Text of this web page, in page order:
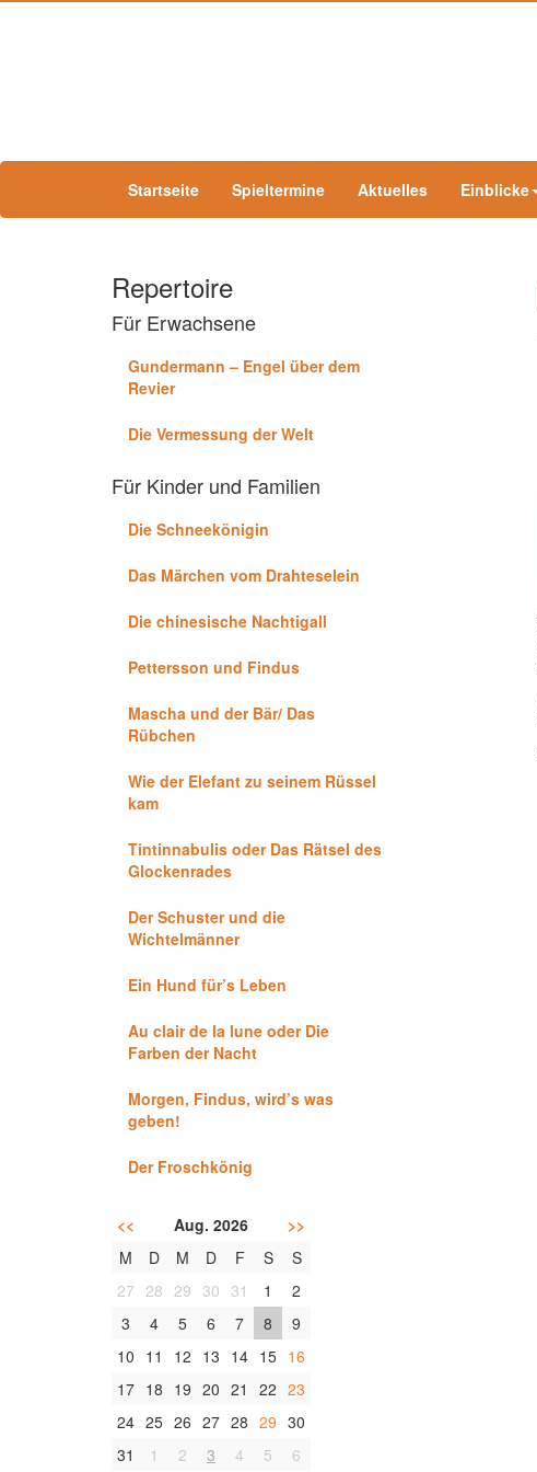
Startseite Spieltermine Aktuelles Einblicke
Repertoire
Für Erwachsene
Gundermann – Engel über dem
Revier
Die Vermessung der Welt
Für Kinder und Familien
Die Schneekönigin
Das Märchen vom Drahteselein
Die chinesische Nachtigall
Pettersson und Findus
Mascha und der Bär/ Das
Rübchen
Wie der Elefant zu seinem Rüssel
kam
Tintinnabulis oder Das Rätsel des
Glockenrades
Der Schuster und die
Wichtelmänner
Ein Hund für’s Leben
Au clair de la lune oder Die
Farben der Nacht
Morgen, Findus, wird’s was
geben!
Der Froschkönig
<< Aug. 2026
>>
M
D M D F S
S
27 28 29 30 31 1
2
3
4 5 6 7 8
9
10 11 12 13 14 15 16
17 18 19 20 21 22 23
24 25 26 27 28 29 30
31
1 2 3 4 5 6